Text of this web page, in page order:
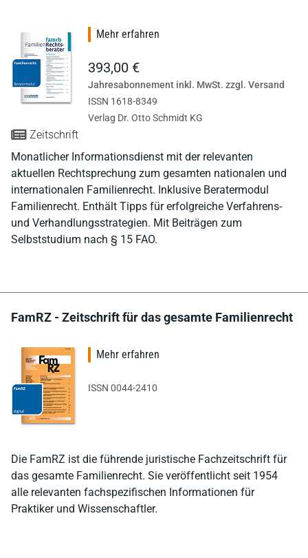
Zeitschrift
Monatlicher Informationsdienst mit der relevanten
aktuellen Rechtsprechung zum gesamten nationalen und
internationalen Familienrecht. Inklusive Beratermodul
Familienrecht. Enthält Tipps für erfolgreiche Verfahrens-
und Verhandlungsstrategien. Mit Beiträgen zum
Selbststudium nach § 15 FAO.
Mehr erfahren
393,00 €
Jahresabonnement inkl. MwSt. zzgl. Versand
ISSN 1618-8349
Verlag Dr. Otto Schmidt KG
FamRZ - Zeitschrift für das gesamte Familienrecht
Die FamRZ ist die führende juristische Fachzeitschrift für
das gesamte Familienrecht. Sie veröffentlicht seit 1954
alle relevanten fachspezifischen Informationen für
Praktiker und Wissenschaftler.
Mehr erfahren
ISSN 0044-2410